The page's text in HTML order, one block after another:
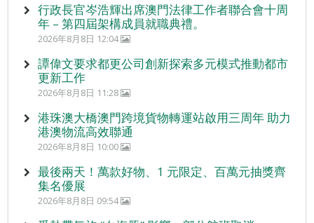
行政長官岑浩輝出席澳門法律工作者聯合會十周
年 – 第四屆架構成員就職典禮。
2026年8月8日 12:04
譚偉文要求都更公司創新探索多元模式推動都市
更新工作
2026年8月8日 11:28
港珠澳大橋澳門跨境貨物轉運站啟用三周年 助力
港澳物流高效聯通
2026年8月8日 10:00
最後兩天！萬款好物、1 元限定、百萬元抽獎齊
集名優展
2026年8月8日 09:54